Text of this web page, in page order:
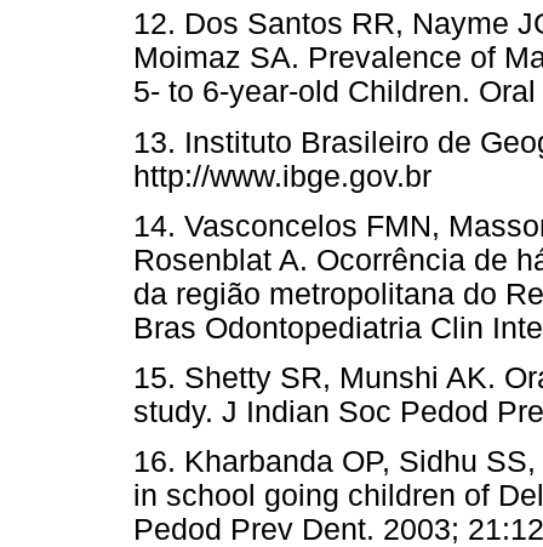
12. Dos Santos RR, Nayme
Moimaz SA. Prevalence of
5- to 6-year-old Children.
13. Instituto Brasileiro de
http://www.ibge.gov.br
14. Vasconcelos FMN,
Rosenblat A. Ocorrência de
da região metropolitana do
Bras Odontopediatria Clin
15. Shetty SR, Munshi AK.
study. J Indian Soc Pedod
16. Kharbanda OP, Sidhu
in school going children of
Pedod Prev Dent. 2003;